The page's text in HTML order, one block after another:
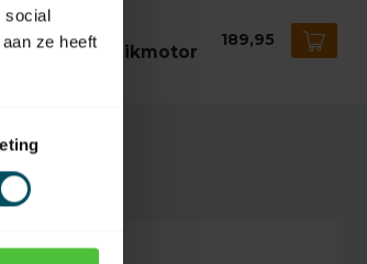
social
ze heeft
type 2 rolluikmotor
189,95